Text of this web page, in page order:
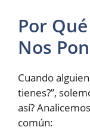
Por
Nos
Cuando
tienes?”,
así?
común: